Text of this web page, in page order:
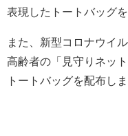
表現したトートバッグ
また、新型コロナウイ
高齢者の「見守りネッ
トートバッグを配布しま